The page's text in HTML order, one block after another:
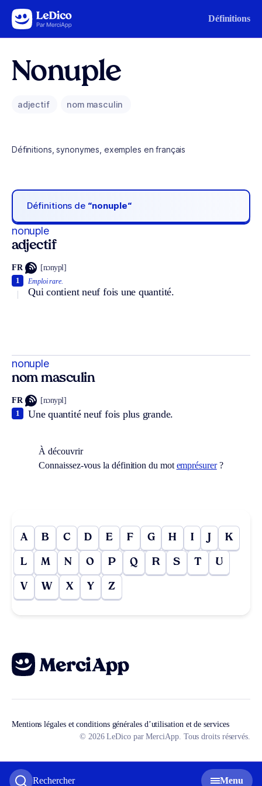
Aller au contenu Définitions
Rechercher Menu
Nonuple
adjectif nom masculin
Définitions, synonymes, exemples en français
Définitions de “nonuple“
nonuple
adjectif
FR [nɔnypl]
Emploi rare.
Qui contient neuf fois une quantité.
1
nonuple
nom masculin
FR [nɔnypl]
Une quantité neuf fois plus grande.
1
À découvrir
Connaissez-vous la définition du mot emprésurer?
A B C D E F G H I J K
L M N O P Q R S T U
V W X Y Z
Mentions légales et conditions générales d’utilisation et de services
© 2026 LeDico par MerciApp. Tous droits réservés.